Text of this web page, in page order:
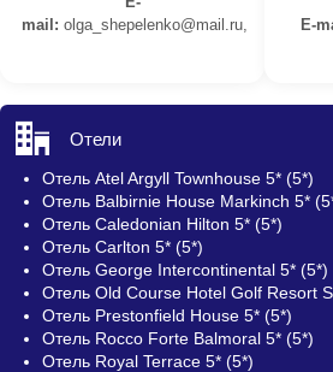
mail: olga_shepelenko@mail.ru,
E-
Отели
Отель Atel Argyll Townhouse 5* (5*)
Отель Balbirnie House Markinch 5*
Отель Caledonian Hilton 5* (5*)
Отель Carlton 5* (5*)
Отель George Intercontinental 5* (5*)
Отель Old Course Hotel Golf Resort
Отель Prestonfield House 5* (5*)
Отель Rocco Forte Balmoral 5* (5*)
Отель Royal Terrace 5* (5*)